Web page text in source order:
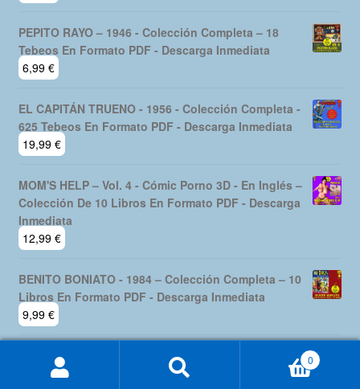
PEPITO RAYO – 1946 - Colección Completa – 18
Tebeos En Formato PDF - Descarga Inmediata
6,99 €
EL CAPITÁN TRUENO - 1956 - Colección Completa -
625 Tebeos En Formato PDF - Descarga Inmediata
19,99 €
MOM'S HELP – Vol. 4 - Cómic Porno 3D - En Inglés –
Colección De 10 Libros En Formato PDF - Descarga
Inmediata
12,99 €
BENITO BONIATO - 1984 – Colección Completa – 10
Libros En Formato PDF - Descarga Inmediata
9,99 €
0